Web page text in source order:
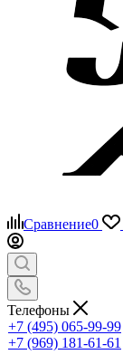
Сравнение0
Телефоны
+7 (495) 065-99-99
+7 (969) 181-61-61